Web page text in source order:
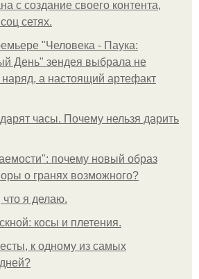
с создание своего контента,
сетях.
"Человека - Паука:
День" зендея выбрала не
а настоящий артефакт
дарят часы. Почему нельзя дарить
почему новый образ
о гранях возможного?
я делаю.
косы и плетения.
к одному из самых